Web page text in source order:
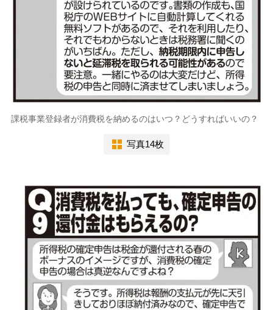
課税事業登録者が消費税を納めるのはいつ？どうすればいいの？
写真14枚